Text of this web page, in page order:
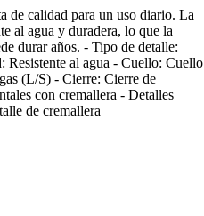
de calidad para un uso diario. La
al agua y duradera, lo que la
durar años. - Tipo de detalle:
Resistente al agua - Cuello: Cuello
(L/S) - Cierre: Cierre de
con cremallera - Detalles
de cremallera